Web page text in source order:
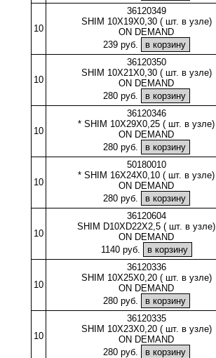
10
36120349
SHIM 10X19X0,30 ( шт. в узле)
ON DEMAND
239 руб.
10
36120350
SHIM 10X21X0,30 ( шт. в узле)
ON DEMAND
280 руб.
10
36120346
* SHIM 10X29X0,25 ( шт. в узле)
ON DEMAND
280 руб.
10
50180010
* SHIM 16X24X0,10 ( шт. в узле)
ON DEMAND
280 руб.
10
36120604
SHIM D10XD22X2,5 ( шт. в узле)
ON DEMAND
1140 руб.
10
36120336
SHIM 10X25X0,20 ( шт. в узле)
ON DEMAND
280 руб.
10
36120335
SHIM 10X23X0,20 ( шт. в узле)
ON DEMAND
280 руб.